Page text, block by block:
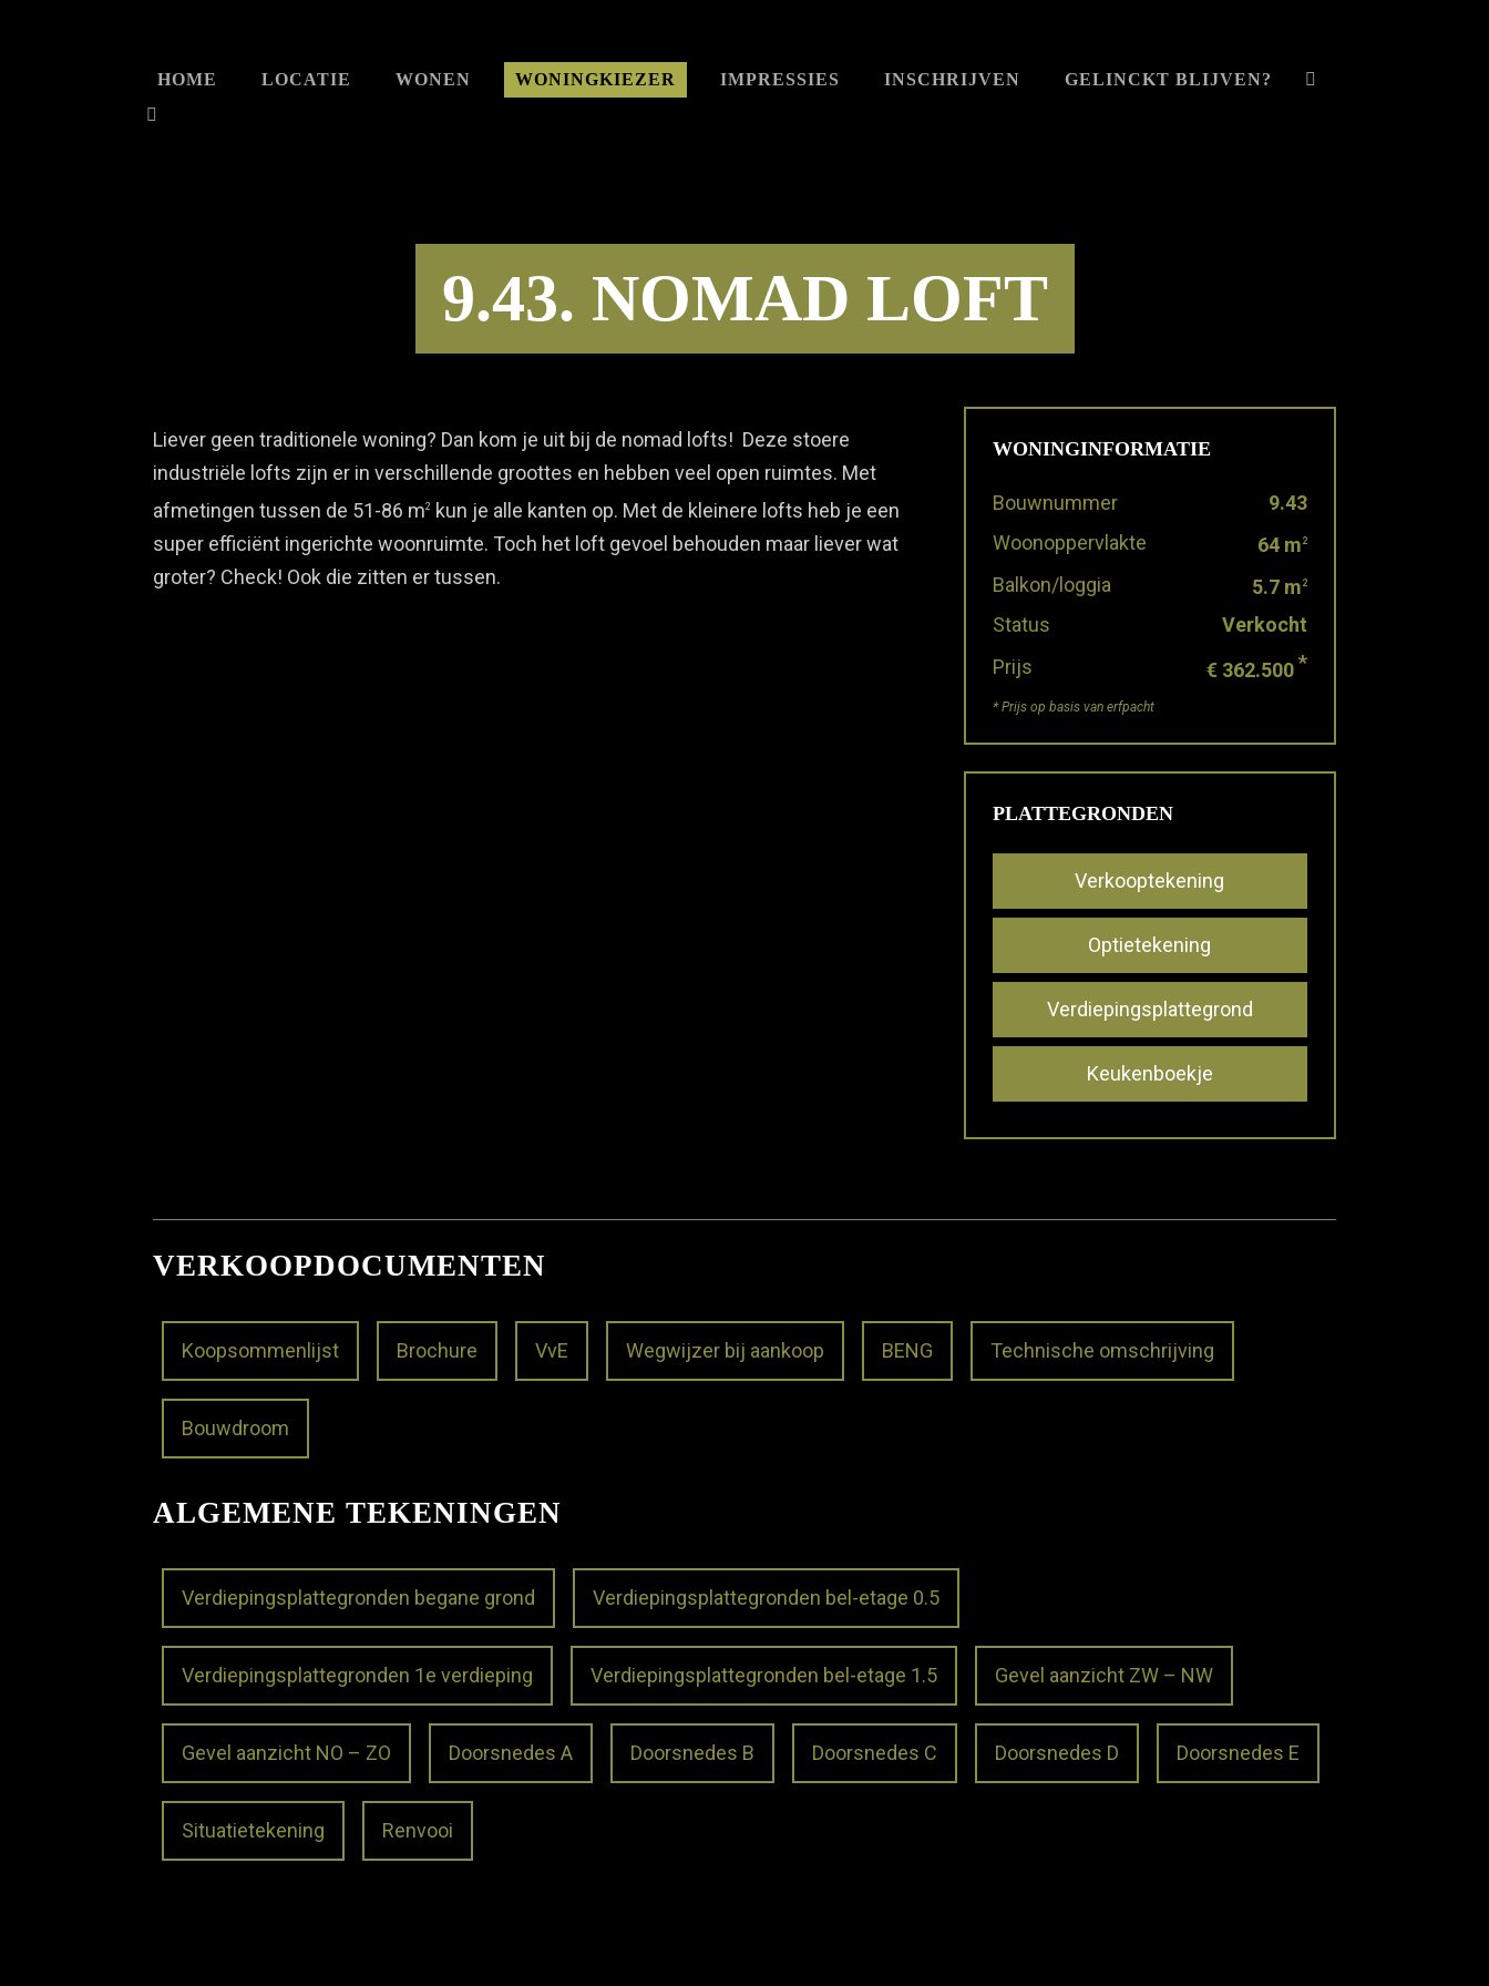
HOME LOCATIE WONEN WONINGKIEZER IMPRESSIES INSCHRIJVEN GELINCKT BLIJVEN?
9.43. NOMAD LOFT
Liever geen traditionele woning? Dan kom je uit bij de nomad lofts! Deze stoere
industriële lofts zijn er in verschillende groottes en hebben veel open ruimtes. Met
afmetingen tussen de 51-86 m2 kun je alle kanten op. Met de kleinere lofts heb je een
super efficiënt ingerichte woonruimte. Toch het loft gevoel behouden maar liever wat
groter? Check! Ook die zitten er tussen.
WONINGINFORMATIE
Bouwnummer
9.43
Woonoppervlakte
64 m 2
Balkon/loggia 5.7 m 2
Status
Verkocht
Prijs
€ 362.500*
* Prijs op basis van erfpacht
PLATTEGRONDEN
Verkooptekening
Optietekening
Verdiepingsplattegrond
Keukenboekje
VERKOOPDOCUMENTEN
Koopsommenlijst Brochure VvE Wegwijzer bij aankoop BENG Technische omschrijving
Bouwdroom
ALGEMENE TEKENINGEN
Verdiepingsplattegronden begane grond Verdiepingsplattegronden bel-etage 0.5
Verdiepingsplattegronden 1e verdieping Verdiepingsplattegronden bel-etage 1.5 Gevel aanzicht ZW – NW
Gevel aanzicht NO – ZO Doorsnedes A Doorsnedes B Doorsnedes C Doorsnedes D Doorsnedes E
Situatietekening Renvooi